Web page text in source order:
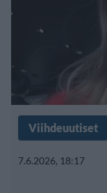
Viihdeuutiset
7.6.2026, 18:17